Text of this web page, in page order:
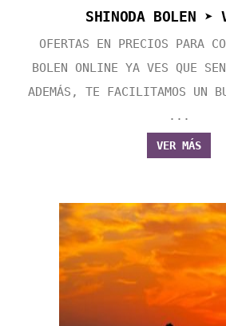
SHINODA BOLEN ➤
OFERTAS EN PRECIOS PARA
BOLEN ONLINE YA VES QUE
ADEMÁS, TE FACILITAMOS UN
...
VER MÁS